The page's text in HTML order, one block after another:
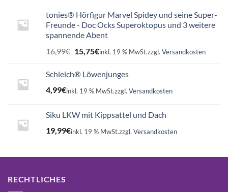
tonies® Hörfigur Marvel Spidey und seine Super-
Freunde - Doc Ocks Superoktopus und 3 weitere
spannende Abent
16,99€ Ursprünglicher
Preis
16,99€
15,75€Aktueller
15,75€.
inkl. 19 % MwSt.zzgl. Versandkosten
Schleich® Löwenjunges
4,99€inkl. 19 % MwSt.zzgl. Versandkosten
Siku LKW mit Kippsattel und Dach
19,99€inkl. 19 % MwSt.zzgl. Versandkosten
RECHTLICHES